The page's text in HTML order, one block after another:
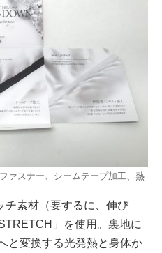
ァスナー、シームテープ加工、熱
素材（要するに、伸び
」を使用。裏地に
と変換する光発熱と身体か